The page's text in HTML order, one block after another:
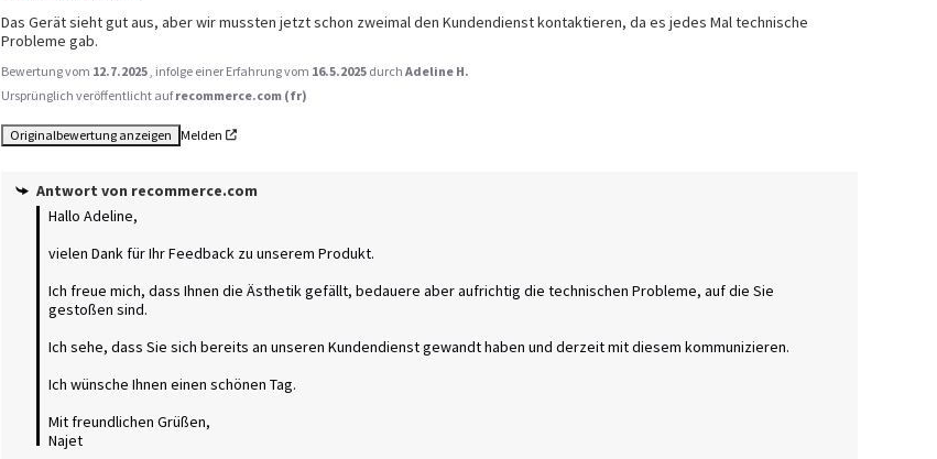
Das Gerät sieht gut aus, aber wir mussten jetzt schon zweimal den Kundendienst kontaktieren, da es jedes Mal technische
Probleme gab.
Bewertung vom 12.7.2025 , infolge einer Erfahrung vom 16.5.2025 durchAdeline H.
Ursprünglich veröffentlicht aufrecommerce.com (fr)
Originalbewertung anzeigen Melden
Antwort von recommerce.com
Hallo Adeline,
vielen Dank für Ihr Feedback zu unserem Produkt.
Ich freue mich, dass Ihnen die Ästhetik gefällt, bedauere aber aufrichtig die technischen Probleme, auf die Sie
gestoßen sind.
Ich sehe, dass Sie sich bereits an unseren Kundendienst gewandt haben und derzeit mit diesem kommunizieren.
Ich wünsche Ihnen einen schönen Tag.
Mit freundlichen Grüßen,
Najet